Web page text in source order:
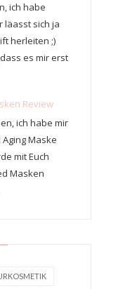
ich habe
läasst sich ja
herleiten ;)
es mir erst
Review
ich habe mir
Aging Maske
mit Euch
Masken